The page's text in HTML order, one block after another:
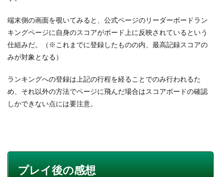
端末側の画面を覗いてみると、公式ページのリーダーボードラン
キングページに自身のスコアがボード上に反映されているという
仕組みだ。（※これまでに登録したものの内、最高記録スコアの
みが対象となる）
ランキングへの登録は上記の行程を経ることでのみ行われるた
め、それ以外の方法でページに飛んだ場合はスコアボードの確認
しかできない点には要注意。
プレイ後の感想